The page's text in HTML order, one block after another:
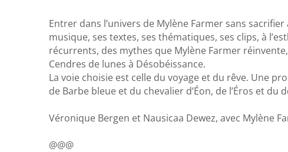
Entrer dans l’univers de Mylène Farmer sans
musique, ses textes, ses thématiques, ses clips, à
récurrents, des mythes que Mylène Farmer
Cendres de lunes à Désobéissance.
La voie choisie est celle du voyage et du rêve. Une
de Barbe bleue et du chevalier d’Éon, de l’Éros et du
Véronique Bergen et Nausicaa Dewez, avec Mylène
@@@